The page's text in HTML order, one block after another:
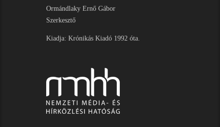
Ormándlaky Ernő Gábor
Szerkesztő
Kiadja: Krónikás Kiadó 1992 óta.